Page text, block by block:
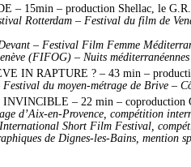
– 15min – production Shellac, le
Rotterdam – Festival du film de
– Festival Film Femme
(FIFOG) – Nuits
IN RAPTURE ? – 43 min –
du moyen-métrage de Brive –
INVINCIBLE – 22 min – coproduction
d’Aix-en-Provence, compétition
Short Film Festival,
de Dignes-les-Bains, mention